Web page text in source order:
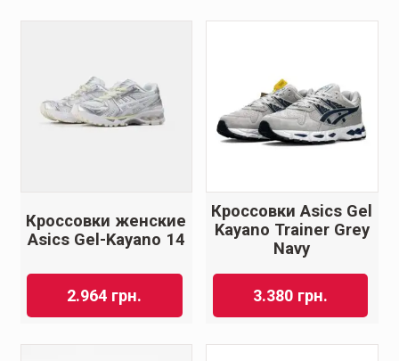
Кроссовки женские
Asics Gel-Kayano 14
2.964 грн.
Кроссовки Asics Gel
Kayano Trainer Grey
Navy
3.380 грн.